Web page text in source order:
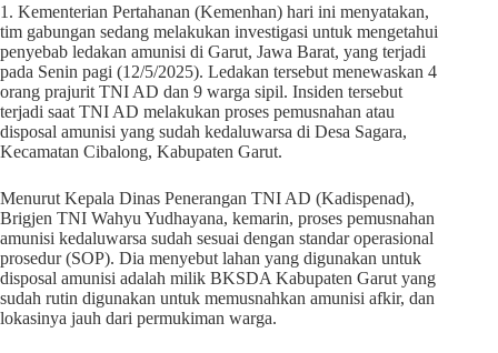
1. Kementerian Pertahanan (Kemenhan) hari ini menyatakan,
tim gabungan sedang melakukan investigasi untuk mengetahui
penyebab ledakan amunisi di Garut, Jawa Barat, yang terjadi
pada Senin pagi (12/5/2025). Ledakan tersebut menewaskan 4
orang prajurit TNI AD dan 9 warga sipil. Insiden tersebut
terjadi saat TNI AD melakukan proses pemusnahan atau
disposal amunisi yang sudah kedaluwarsa di Desa Sagara,
Kecamatan Cibalong, Kabupaten Garut.
Menurut Kepala Dinas Penerangan TNI AD (Kadispenad),
Brigjen TNI Wahyu Yudhayana, kemarin, proses pemusnahan
amunisi kedaluwarsa sudah sesuai dengan standar operasional
prosedur (SOP). Dia menyebut lahan yang digunakan untuk
disposal amunisi adalah milik BKSDA Kabupaten Garut yang
sudah rutin digunakan untuk memusnahkan amunisi afkir, dan
lokasinya jauh dari permukiman warga.